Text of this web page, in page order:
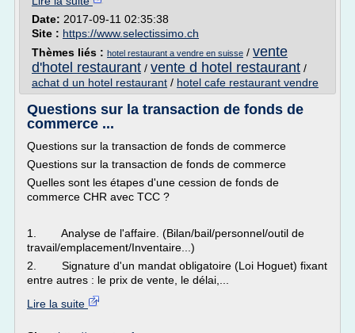
Date: 2017-09-11 02:35:38
Site : https://www.selectissimo.ch
Thèmes liés : hotel restaurant a vendre en suisse / vente
d'hotel restaurant / vente d hotel restaurant /
achat d un hotel restaurant / hotel cafe restaurant vendre
Questions sur la transaction de fonds de
commerce ...
Questions sur la transaction de fonds de commerce
Questions sur la transaction de fonds de commerce
Quelles sont les étapes d'une cession de fonds de
commerce CHR avec TCC ?
1. Analyse de l'affaire. (Bilan/bail/personnel/outil de
travail/emplacement/Inventaire...)
2. Signature d'un mandat obligatoire (Loi Hoguet) fixant
entre autres : le prix de vente, le délai,...
Lire la suite